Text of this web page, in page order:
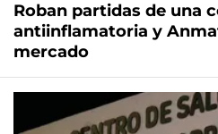
Roban partidas de una
antiinflamatoria y
mercado